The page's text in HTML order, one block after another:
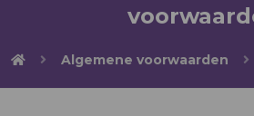
Algemene voorwaarden